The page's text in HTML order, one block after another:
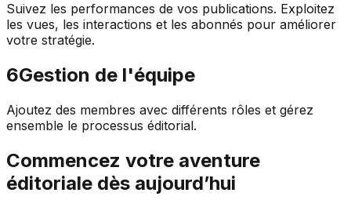
Suivez les performances de vos publications. Exploitez
les vues, les interactions et les abonnés pour améliorer
votre stratégie.
6Gestion de l'équipe
Ajoutez des membres avec différents rôles et gérez
ensemble le processus éditorial.
Commencez votre aventure
éditoriale dès aujourd’hui